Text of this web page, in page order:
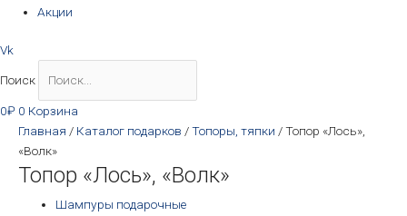
Акции
Vk
Поиск
0₽ 0 Корзина
Главная / Каталог подарков /Топоры, тяпки / Топор «Лось»,
«Волк»
Топор «Лось», «Волк»
Шампуры подарочные